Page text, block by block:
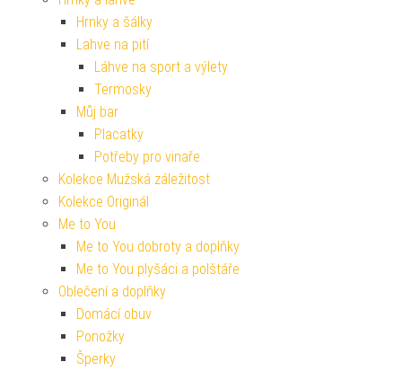
Hrnky a šálky
Lahve na pití
Láhve na sport a výlety
Termosky
Můj bar
Placatky
Potřeby pro vinaře
Kolekce Mužská záležitost
Kolekce Originál
Me to You
Me to You dobroty a doplňky
Me to You plyšáci a polštáře
Oblečení a doplňky
Domácí obuv
Ponožky
Šperky